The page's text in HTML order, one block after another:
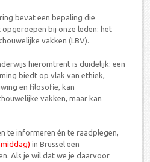
bevat een bepaling die
bij onze leden: het
vakken (LBV).
hieromtrent is duidelijk: een
biedt op vlak van ethiek,
en filosofie, kan
vakken, maar kan
te informeren én te raadplegen,
in Brussel een
Als je wil dat we je daarvoor